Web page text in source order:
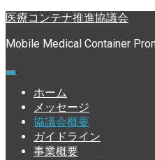
Skip
content
医療コンテナ推進協議会
Mobile Medical Container
ホーム
メッセージ
協議会概要
ガイドライン
事業概要